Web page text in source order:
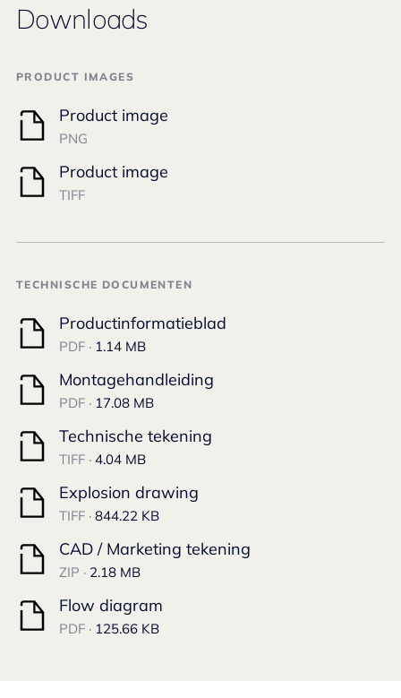
Downloads
PRODUCT IMAGES
Product image
PNG
Product image
TIFF
TECHNISCHE DOCUMENTEN
Productinformatieblad
PDF · 1.14 MB
Montagehandleiding
PDF · 17.08 MB
Technische tekening
TIFF · 4.04 MB
Explosion drawing
TIFF · 844.22 KB
CAD / Marketing tekening
ZIP · 2.18 MB
Flow diagram
PDF · 125.66 KB